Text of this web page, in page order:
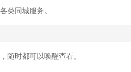
类同城服务。
随时都可以唤醒查看。